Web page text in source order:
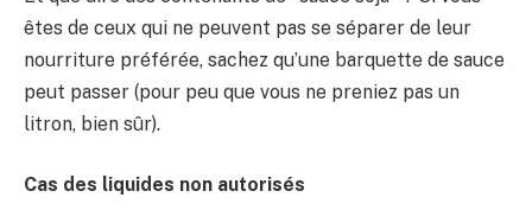
êtes de ceux qui ne peuvent pas se séparer de leur
nourriture préférée, sachez qu’une barquette de sauce
peut passer (pour peu que vous ne preniez pas un
litron, bien sûr).
Cas des liquides non autorisés